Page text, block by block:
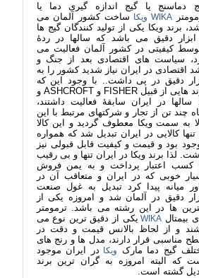
دماسنج یا گیج اندازه گیری دما یا
WIKA ویکا ساخت کشور آلمان می
برند ویکا یکی از تولید کنندگان گیج ها
دقیق می باشد که سالها در ردۀ
کیفیتی در کشور آلمان فعالیت می
سیاست های اقتصادی بعد از جنگ و
اقتصادی در ایران نیاز شدید کشور را به
دقیق در پی داشت.. با وجود این که
برند هایی از قبیل FISHER و ASHCROFT و
سالها در ایران سابقۀ فعالیت داشتند،
چند تن از تجار و شرکتهای مرتبط با این
به سمت ویکا معطوف گردید و این کالا
تنها کالایی در ایران تبدیل شد که همواره
بود و قیمت و کیفیت قابل قبولی نیز
لذا برند ویکا در ایران تنها و بی رقیب
کسب اعتبار پرداخت و به یمن فروش
خوبی که در ایران و متعاقب آن در
میانه پیدا کرد تبدیل به غول صنعت
دقیق در آلمان شد و امروزه یکی از
ها در این رشته می باشد. ترمومتر
بیمتال WIKA یکی از دقیق ترین نوع می
و از لحاظ بالانس قیمت و دقت در
مناسبی قرار دارند، مدل ها و رنج های
گیج دما مارک ویکا در ایران موجود
که البته امروزه به گران ترین برند
گشته است.